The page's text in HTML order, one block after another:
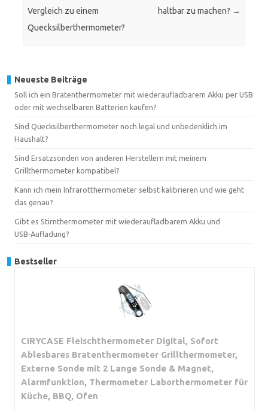
Vergleich zu einem
Quecksilberthermometer?
haltbar zu machen? →
Neueste Beiträge
Soll ich ein Bratenthermometer mit wiederaufladbarem Akku per USB
oder mit wechselbaren Batterien kaufen?
Sind Quecksilberthermometer noch legal und unbedenklich im
Haushalt?
Sind Ersatzsonden von anderen Herstellern mit meinem
Grillthermometer kompatibel?
Kann ich mein Infrarotthermometer selbst kalibrieren und wie geht
das genau?
Gibt es Stirnthermometer mit wiederaufladbarem Akku und
USB‑Aufladung?
Bestseller
CIRYCASE Fleischthermometer Digital, Sofort
Ablesbares Bratenthermometer Grillthermometer,
Externe Sonde mit 2 Lange Sonde & Magnet,
Alarmfunktion, Thermometer Laborthermometer für
Küche, BBQ, Ofen